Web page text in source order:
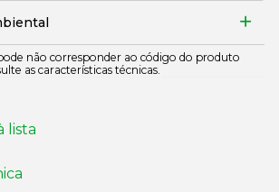
não corresponder ao código do produto
as características técnicas.
lista